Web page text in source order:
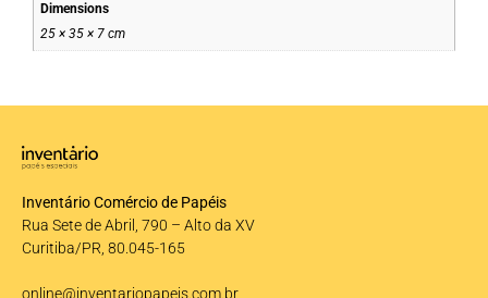
Dimensions
25 × 35 × 7 cm
Inventário Comércio de Papéis
Rua Sete de Abril, 790 – Alto da XV
Curitiba/PR, 80.045-165
online@inventariopapeis.com.br